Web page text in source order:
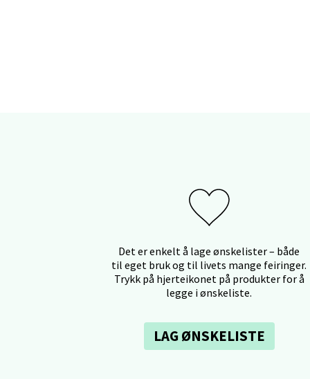
Det er enkelt å lage ønskelister – både
til eget bruk og til livets mange feiringer.
Trykk på hjerteikonet på produkter for å
legge i ønskeliste.
LAG ØNSKELISTE
Åpent i